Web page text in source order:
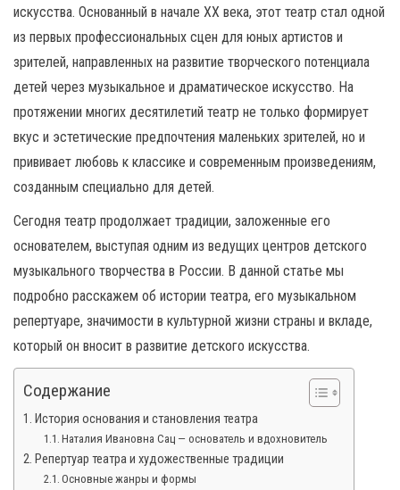
ю
искусства. Основанный в начале XX века, этот театр стал одной
из первых профессиональных сцен для юных артистов и
зрителей, направленных на развитие творческого потенциала
детей через музыкальное и драматическое искусство. На
протяжении многих десятилетий театр не только формирует
вкус и эстетические предпочтения маленьких зрителей, но и
прививает любовь к классике и современным произведениям,
созданным специально для детей.
Сегодня театр продолжает традиции, заложенные его
основателем, выступая одним из ведущих центров детского
музыкального творчества в России. В данной статье мы
подробно расскажем об истории театра, его музыкальном
репертуаре, значимости в культурной жизни страны и вкладе,
который он вносит в развитие детского искусства.
Содержание
История основания и становления театра
Наталия Ивановна Сац — основатель и вдохновитель
Репертуар театра и художественные традиции
Основные жанры и формы